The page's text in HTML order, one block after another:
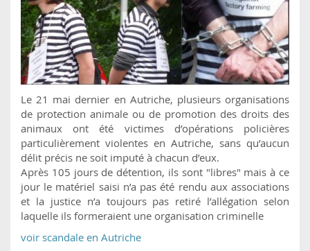
Le 21 mai dernier en Autriche, plusieurs organisations
de protection animale ou de promotion des droits des
animaux ont été victimes d’opérations policières
particulièrement violentes en Autriche, sans qu’aucun
délit précis ne soit imputé à chacun d’eux.
Après 105 jours de détention, ils sont "libres" mais à ce
jour le matériel saisi n’a pas été rendu aux associations
et la justice n’a toujours pas retiré l’allégation selon
laquelle ils formeraient une organisation criminelle
voir scandale en Autriche